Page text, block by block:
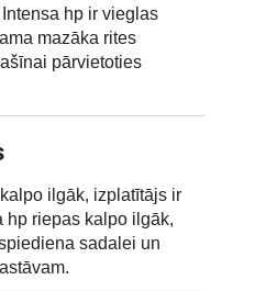
hp ir vieglas
mazāka rites
pārvietoties
ilgāk, izplatītājs ir
hp riepas kalpo ilgāk,
sadalei un